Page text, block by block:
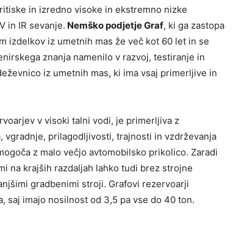
in izredno visoke in ekstremno nizke
in IR sevanje. Nemško podjetje Graf, ki ga zastopa
izdelkov iz umetnih mas že več kot 60 let in se
znanja namenilo v razvoj, testiranje in
iz umetnih mas, ki ima vsaj primerljive in
v visoki talni vodi, je primerljiva z
prilagodljivosti, trajnosti in vzdrževanja
z malo večjo avtomobilsko prikolico. Zaradi
na krajših razdaljah lahko tudi brez strojne
gradbenimi stroji. Grafovi rezervoarji
saj imajo nosilnost od 3,5 pa vse do 40 ton.